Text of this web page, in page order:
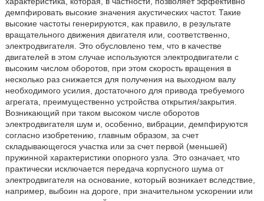
демпфировать высокие значения акустических частот. Такие
высокие частоты генерируются, как правило, в результате
вращательного движения двигателя или, соответственно,
электродвигателя. Это обусловлено тем, что в качестве
двигателей в этом случае используются электродвигатели с
высоким числом оборотов, при этом скорость вращения в
несколько раз снижается для получения на выходном валу
необходимого усилия, достаточного для привода требуемого
агрегата, преимущественно устройства открытия/закрытия.
Возникающий при таком высоком числе оборотов
электродвигателя шум и, особенно, вибрации, демпфируются
согласно изобретению, главным образом, за счет
складывающегося участка или за счет первой (меньшей)
пружинной характеристики опорного узла. Это означает, что
практически исключается передача корпусного шума от
электродвигателя на основание, который возникает вследствие,
например, выбоин на дороге, при значительном ускорении или